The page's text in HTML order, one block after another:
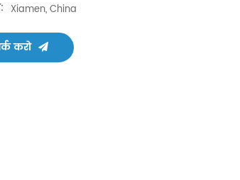
Xiamen, China
करो